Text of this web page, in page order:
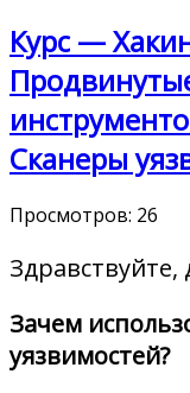
Курс —
Сканеры
Просмотров: 26
Здравствуйте,
Зачем
уязвимостей?